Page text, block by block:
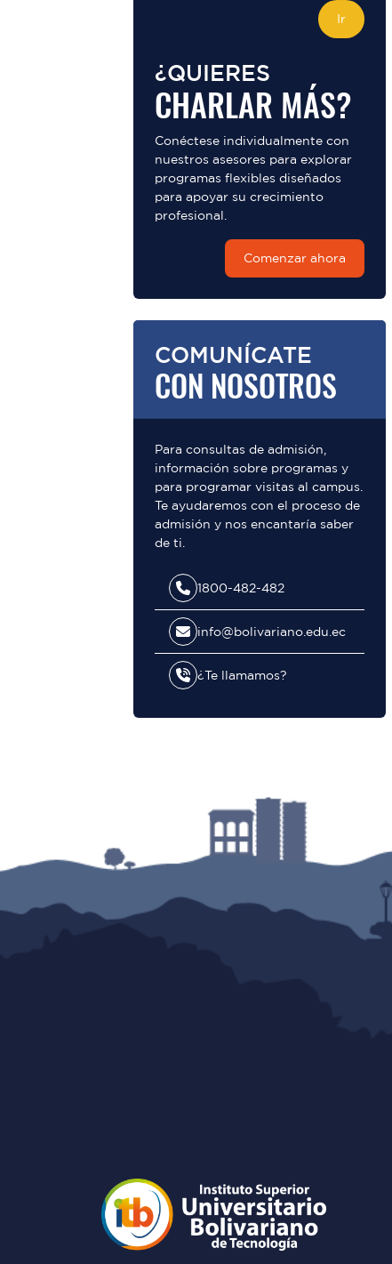
Ir
¿QUIERES
CHARLAR MÁS?
Conéctese individualmente con
nuestros asesores para explorar
programas flexibles diseñados
para apoyar su crecimiento
profesional.
Comenzar ahora
COMUNÍCATE
CON NOSOTROS
Para consultas de admisión,
información sobre programas y
para programar visitas al campus.
Te ayudaremos con el proceso de
admisión y nos encantaría saber
de ti.
1800-482-482
info@bolivariano.edu.ec
¿Te llamamos?